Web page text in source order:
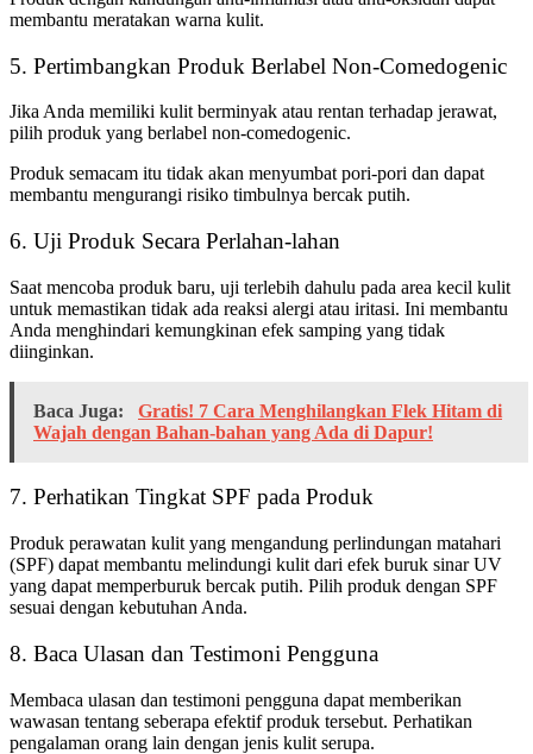
membantu meratakan warna kulit.
5. Pertimbangkan Produk Berlabel Non-Comedogenic
Jika Anda memiliki kulit berminyak atau rentan terhadap jerawat,
pilih produk yang berlabel non-comedogenic.
Produk semacam itu tidak akan menyumbat pori-pori dan dapat
membantu mengurangi risiko timbulnya bercak putih.
6. Uji Produk Secara Perlahan-lahan
Saat mencoba produk baru, uji terlebih dahulu pada area kecil kulit
untuk memastikan tidak ada reaksi alergi atau iritasi. Ini membantu
Anda menghindari kemungkinan efek samping yang tidak
diinginkan.
Baca Juga:
Gratis! 7 Cara Menghilangkan Flek Hitam di
Wajah dengan Bahan-bahan yang Ada di Dapur!
7. Perhatikan Tingkat SPF pada Produk
Produk perawatan kulit yang mengandung perlindungan matahari
(SPF) dapat membantu melindungi kulit dari efek buruk sinar UV
yang dapat memperburuk bercak putih. Pilih produk dengan SPF
sesuai dengan kebutuhan Anda.
8. Baca Ulasan dan Testimoni Pengguna
Membaca ulasan dan testimoni pengguna dapat memberikan
wawasan tentang seberapa efektif produk tersebut. Perhatikan
pengalaman orang lain dengan jenis kulit serupa.